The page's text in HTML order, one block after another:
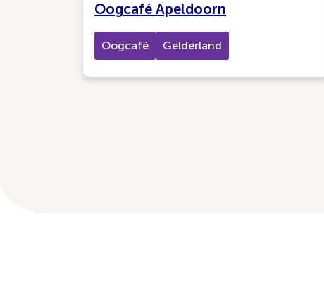
Oogcafé Apeldoorn
Oogcafé Gelderland